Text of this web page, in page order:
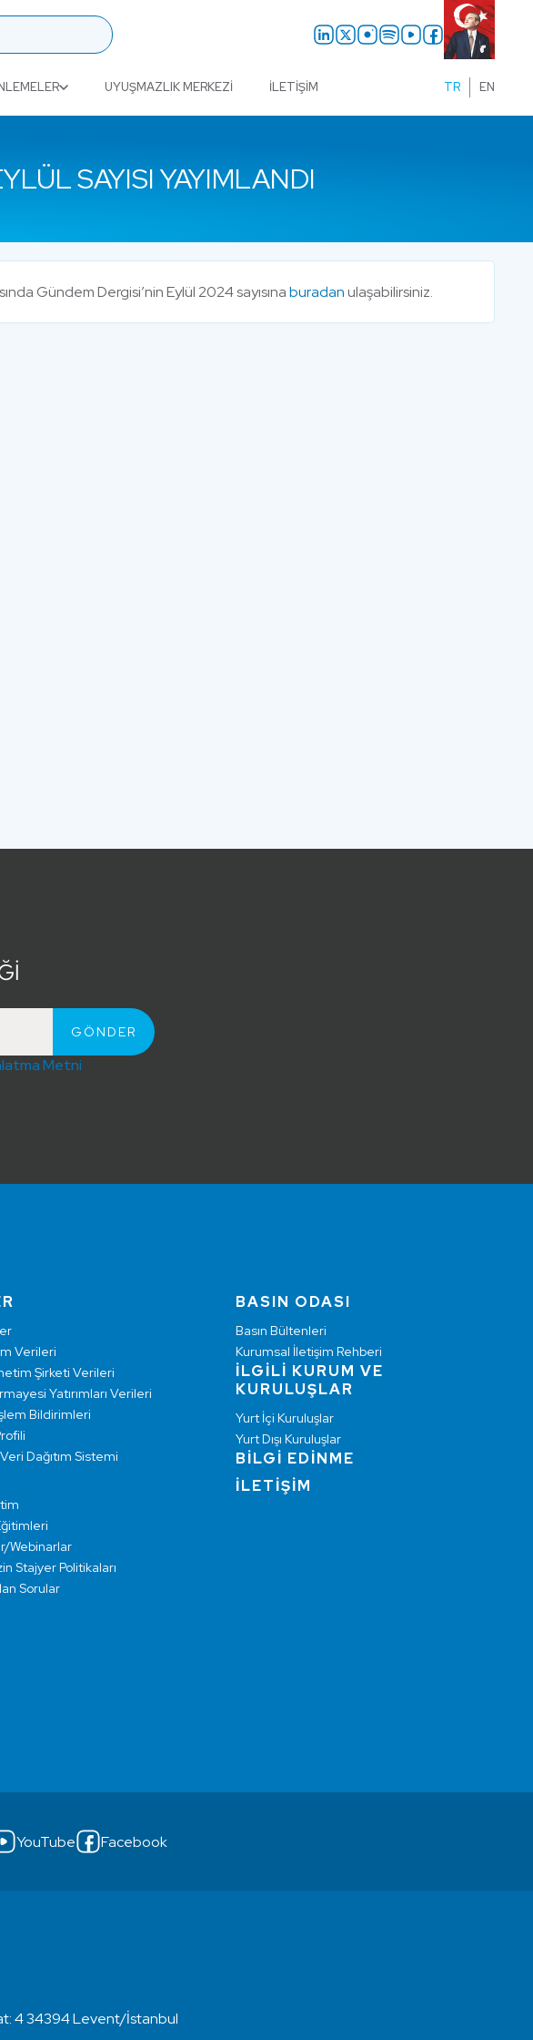
UYUŞMAZLIK MERKEZI İLETIŞIM TR EN
SAYISI YAYIMLANDI
Gündem Dergisi’nin Eylül 2024 sayısınaburadanulaşabilirsiniz.
Metni
Verileri
Şirketi Verileri
Yatırımları Verileri
Bildirimleri
Dağıtım Sistemi
Webinarlar
Stajyer Politikaları
Sorular
BASIN ODASI
Basın Bültenleri
Kurumsal İletişim Rehberi
İLGİLİ KURUM VE
KURULUŞLAR
Yurt İçi Kuruluşlar
Yurt Dışı Kuruluşlar
BİLGİ EDİNME
İLETİŞİM
YouTube Facebook
4 34394 Levent/İstanbul